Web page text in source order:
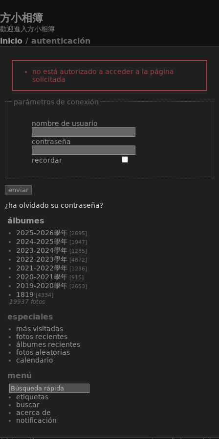
方小相簿
歡迎進入方小相簿
inicio / autenticación
no está autorizado a acceder a la página
solicitada
parámetros de conexión
nombre de usuario
contraseña
recordar
¿ha olvidado su contraseña?
álbumes
2025-2026學年 [2695]
2024-2025學年 [1947]
2023-2024學年 [1285]
2022-2023學年 [4872]
2021-2022學年 [1236]
2020-2021學年 [915]
2019-2020學年 [2653]
1819 [4334]
19937 fotos
especiales
más visitadas
fotos recientes
álbumes recientes
fotos aleatorias
calendario
menú
etiquetas
buscar
acerca de
notificación